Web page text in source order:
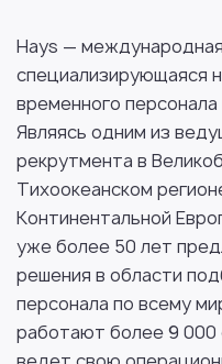
Hays —
специализирующаяся
временного
Являясь одним из
рекрутмента в
Тихоокеанском
Континентальной
уже более 50 лет
решения в области
персонала по всему
работают более 9 000